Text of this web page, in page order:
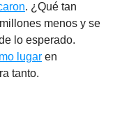
. ¿Qué tan
menos y se
lo esperado.
lugar en
tanto.